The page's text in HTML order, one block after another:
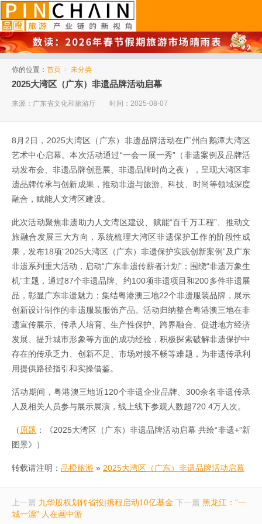
你的位置： 首页 > 未分类
2025大湾区（广东）非遗品牌活动启幕
来源：广东省文化和旅游厅 时间：2025-08-07
8月2日，2025大湾区（广东）非遗品牌活动在广州白鹅潭大湾区
艺术中心启幕。本次活动通过“一会一展一秀”（非遗案例及品牌活
动发布会、非遗品牌创意展、非遗品牌时尚之夜），呈现大湾区非
遗品牌传承与创新成果，推动非遗与旅游、科技、时尚等领域深度
融合，赋能人文湾区建设。
此次活动聚焦非遗助力人文湾区建设、赋能“百千万工程”、推动文
旅融合发展三大方向，系统梳理大湾区非遗保护工作的阶段性成
果，发布18项“2025大湾区（广东）非遗保护实践创新案例”及广东
非遗系列重大活动，启动“广东非遗传薪者计划”；围绕“非遗万象生
机”主题，通过87个非遗品牌、约100项非遗项目和200多件非遗展
品，彰显广东非遗魅力；集结粤港澳三地22个非遗服装品牌，展示
创新设计制作的非遗服装服饰产品。活动归纳整合粤港澳三地在非
遗宣传展示、传承人培育、生产性保护、跨界融合、促进地方经济
发展、提升城市形象等方面的成功经验，积极探索破解非遗保护中
存在的传承乏力、创新不足、市场对接不畅等难题，为非遗传承利
用提供路径指引和实操借鉴。
活动期间，粤港澳三地近120个非遗企业品牌、300余名非遗传承
人及相关人员参与展示展演，线上线下参观人数超720.4万人次。
（原题 ：《2025大湾区（广东）非遗品牌活动启幕 共绘“非遗+”新
图景》）
转载请注明： 品橙旅游 » 2025大湾区（广东）非遗品牌活动启幕
上一篇 九华股权划转省投|携程启动10亿基金 下一篇 黑龙江：“一
城一漂” 人在画中游